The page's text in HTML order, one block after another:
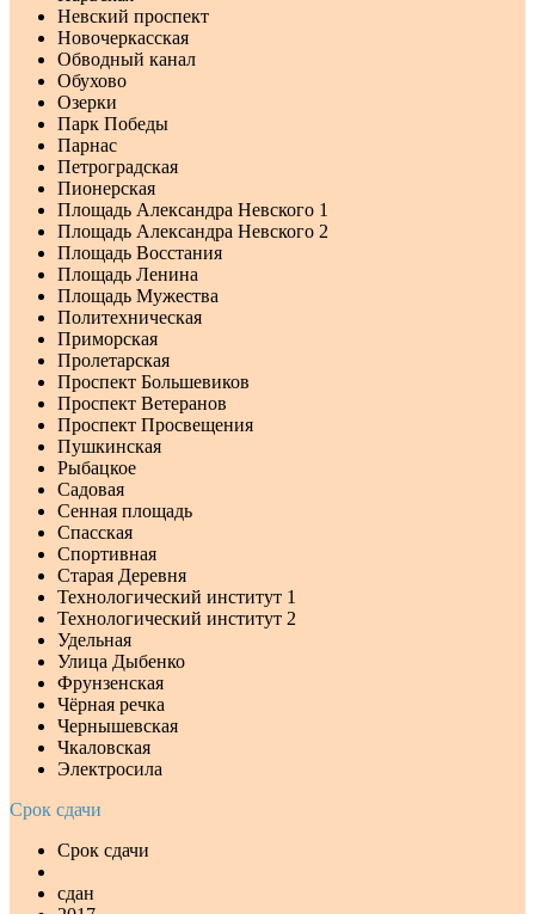
Невский проспект
Новочеркасская
Обводный канал
Обухово
Озерки
Парк Победы
Парнас
Петроградская
Пионерская
Площадь Александра Невского 1
Площадь Александра Невского 2
Площадь Восстания
Площадь Ленина
Площадь Мужества
Политехническая
Приморская
Пролетарская
Проспект Большевиков
Проспект Ветеранов
Проспект Просвещения
Пушкинская
Рыбацкое
Садовая
Сенная площадь
Спасская
Спортивная
Старая Деревня
Технологический институт 1
Технологический институт 2
Удельная
Улица Дыбенко
Фрунзенская
Чёрная речка
Чернышевская
Чкаловская
Электросила
Срок сдачи
Срок сдачи
сдан